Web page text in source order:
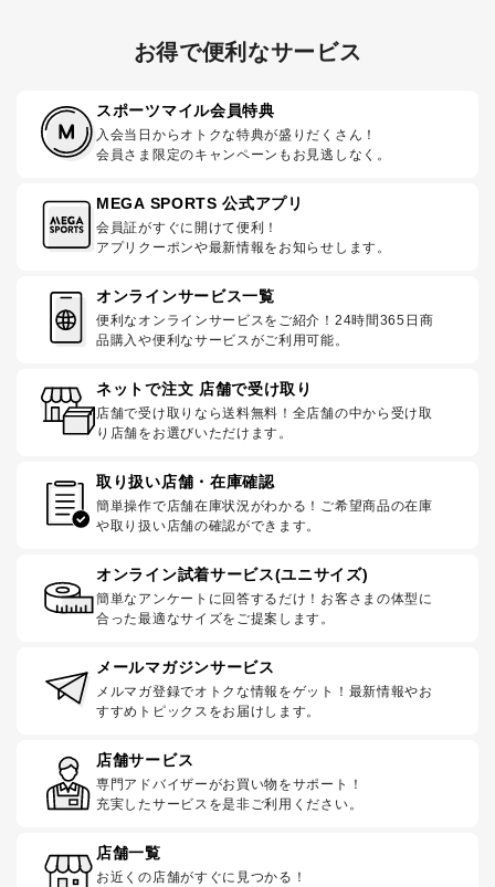
お得で便利なサービス
スポーツマイル会員特典
入会当日からオトクな特典が盛りだくさん！
会員さま限定のキャンペーンもお見逃しなく。
MEGA SPORTS 公式アプリ
会員証がすぐに開けて便利！
アプリクーポンや最新情報をお知らせします。
オンラインサービス一覧
便利なオンラインサービスをご紹介！24時間365日商
品購入や便利なサービスがご利用可能。
ネットで注文 店舗で受け取り
店舗で受け取りなら送料無料！全店舗の中から受け取
り店舗をお選びいただけます。
取り扱い店舗・在庫確認
簡単操作で店舗在庫状況がわかる！ご希望商品の在庫
や取り扱い店舗の確認ができます。
オンライン試着サービス(ユニサイズ)
簡単なアンケートに回答するだけ！お客さまの体型に
合った最適なサイズをご提案します。
メールマガジンサービス
メルマガ登録でオトクな情報をゲット！最新情報やお
すすめトピックスをお届けします。
店舗サービス
専門アドバイザーがお買い物をサポート！
充実したサービスを是非ご利用ください。
店舗一覧
お近くの店舗がすぐに見つかる！